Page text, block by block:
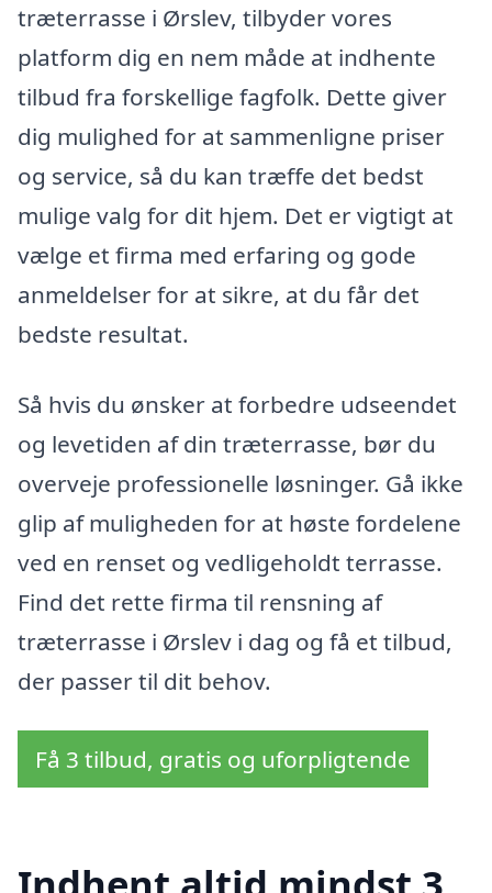
træterrasse i Ørslev, tilbyder vores
platform dig en nem måde at indhente
tilbud fra forskellige fagfolk. Dette giver
dig mulighed for at sammenligne priser
og service, så du kan træffe det bedst
mulige valg for dit hjem. Det er vigtigt at
vælge et firma med erfaring og gode
anmeldelser for at sikre, at du får det
bedste resultat.
Så hvis du ønsker at forbedre udseendet
og levetiden af din træterrasse, bør du
overveje professionelle løsninger. Gå ikke
glip af muligheden for at høste fordelene
ved en renset og vedligeholdt terrasse.
Find det rette firma til rensning af
træterrasse i Ørslev i dag og få et tilbud,
der passer til dit behov.
Få 3 tilbud, gratis og uforpligtende